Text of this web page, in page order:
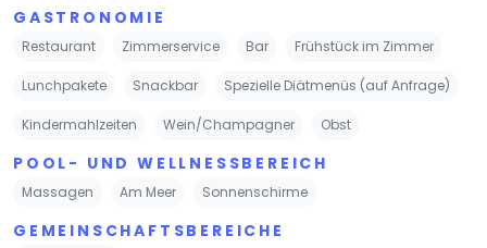
GASTRONOMIE
Restaurant Zimmerservice Bar Frühstück im Zimmer
Lunchpakete Snackbar Spezielle Diätmenüs (auf Anfrage)
Kindermahlzeiten Wein/Champagner Obst
POOL- UND WELLNESSBEREICH
Massagen Am Meer Sonnenschirme
GEMEINSCHAFTSBEREICHE